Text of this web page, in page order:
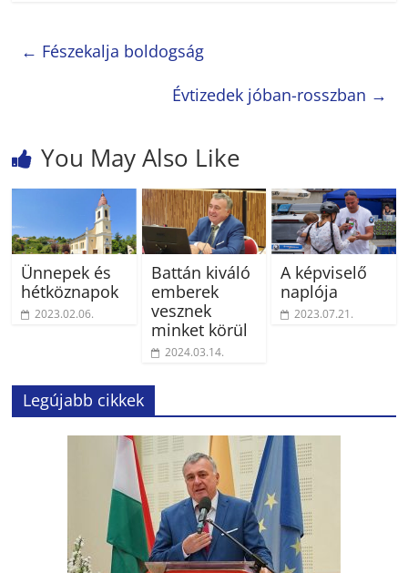
← Fészekalja boldogság
Évtizedek jóban-rosszban →
You May Also Like
Ünnepek és
hétköznapok
2023.02.06.
Battán kiváló
emberek
vesznek
minket körül
2024.03.14.
A képviselő
naplója
2023.07.21.
Legújabb cikkek